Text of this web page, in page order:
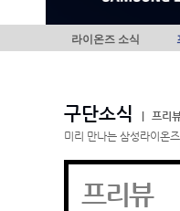
라이온즈 소식
구단소식
프리
미리 만나는 삼성라이온
프리뷰